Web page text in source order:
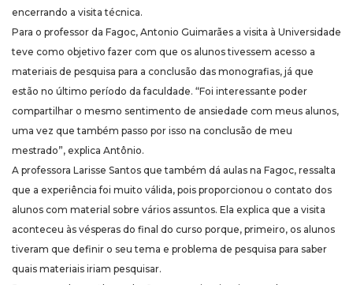
encerrando a visita técnica.
Para o professor da Fagoc, Antonio Guimarães a visita à Universidade
teve como objetivo fazer com que os alunos tivessem acesso a
materiais de pesquisa para a conclusão das monografias, já que
estão no último período da faculdade. “Foi interessante poder
compartilhar o mesmo sentimento de ansiedade com meus alunos,
uma vez que também passo por isso na conclusão de meu
mestrado”, explica Antônio.
A professora Larisse Santos que também dá aulas na Fagoc, ressalta
que a experiência foi muito válida, pois proporcionou o contato dos
alunos com material sobre vários assuntos. Ela explica que a visita
aconteceu às vésperas do final do curso porque, primeiro, os alunos
tiveram que definir o seu tema e problema de pesquisa para saber
quais materiais iriam pesquisar.